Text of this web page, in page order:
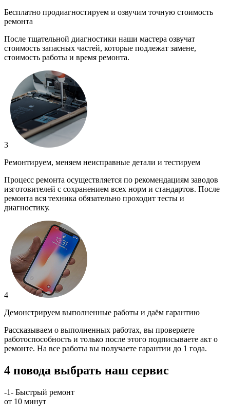
Бесплатно продиагностируем и озвучим точную стоимость
ремонта
После тщательной диагностики наши мастера озвучат
стоимость запасных частей, которые подлежат замене,
стоимость работы и время ремонта.
3
Ремонтируем, меняем неисправные детали и тестируем
Процесс ремонта осуществляется по рекомендациям заводов
изготовителей с сохранением всех норм и стандартов. После
ремонта вся техника обязательно проходит тесты и
диагностику.
4
Демонстрируем выполненные работы и даём гарантию
Рассказываем о выполненных работах, вы проверяете
работоспособность и только после этого подписываете акт о
ремонте. На все работы вы получаете гарантии до 1 года.
4 повода выбрать наш сервис
-1- Быстрый ремонт
от 10 минут